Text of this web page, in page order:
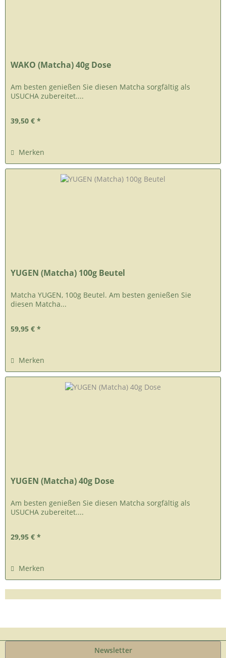
WAKO (Matcha) 40g Dose
Am besten genießen Sie diesen Matcha sorgfältig als
USUCHA zubereitet....
39,50 € *
Merken
YUGEN (Matcha) 100g Beutel
Matcha YUGEN, 100g Beutel. Am besten genießen Sie
diesen Matcha...
59,95 € *
Merken
YUGEN (Matcha) 40g Dose
Am besten genießen Sie diesen Matcha sorgfältig als
USUCHA zubereitet....
29,95 € *
Merken
Newsletter